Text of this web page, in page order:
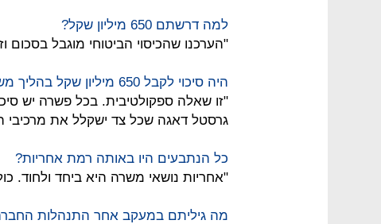
למה דרשתם 650 מיליון שקל?
"הערכנו שהכיסוי הביטוחי מוגבל
היה סיכוי לקבל 650 מיליון שקל בהליך משפטי?
"זו שאלה ספקולטיבית. בכל פשרה יש
גרסטל דאגה שכל צד ישקלל את מרכיבי
כל הנתבעים היו באותה רמת אחריות?
"אחריות נושאי משרה היא ביחד ולחוד.
מה גיליתם במעקב אחר התנהלות